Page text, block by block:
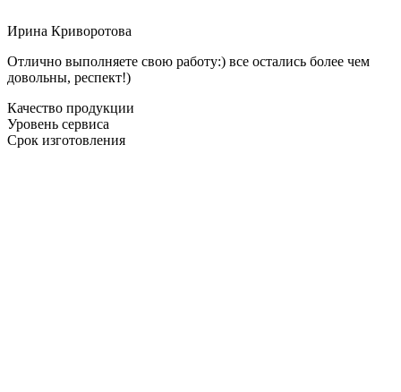
Ирина Криворотова
Отлично выполняете свою работу:) все остались более чем
довольны, респект!)
Качество продукции
Уровень сервиса
Срок изготовления